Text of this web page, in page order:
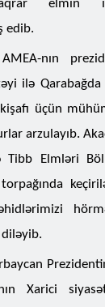
elmin
edib.
nın
ilə
üçün
arzulayıb.
Tibb Elmləri
Xarici